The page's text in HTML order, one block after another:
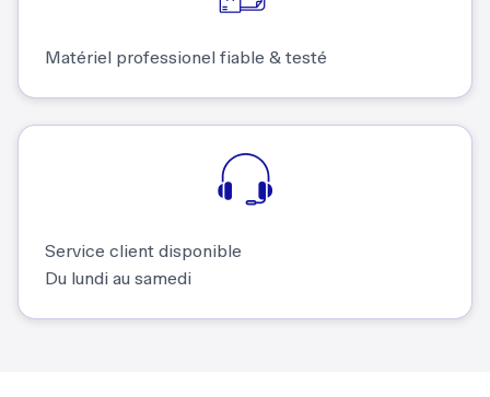
Matériel professionel fiable & testé
Service client disponible
Du lundi au samedi